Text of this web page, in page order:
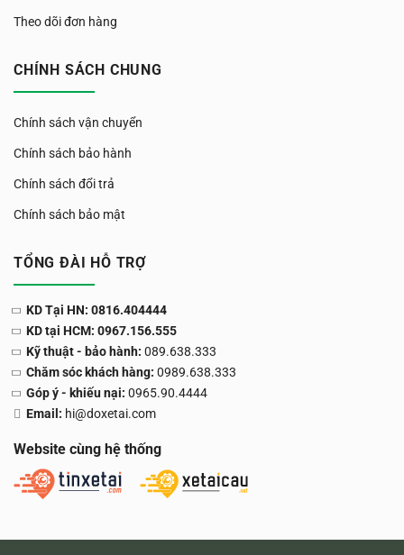
Theo dõi đơn hàng
CHÍNH SÁCH CHUNG
Chính sách vận chuyển
Chính sách bảo hành
Chính sách đổi trả
Chính sách bảo mật
TỔNG ĐÀI HỖ TRỢ
KD Tại HN: 0816.404444
KD tại HCM: 0967.156.555
Kỹ thuật - bảo hành: 089.638.333
Chăm sóc khách hàng: 0989.638.333
Góp ý - khiếu nại: 0965.90.4444
Email: hi@doxetai.com
Website cùng hệ thống